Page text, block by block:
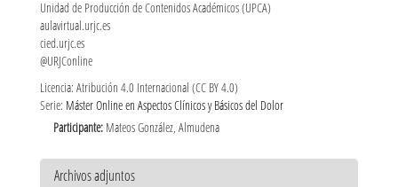
Unidad de Producción de Contenidos Académicos (UPCA)
aulavirtual.urjc.es
cied.urjc.es
@URJConline
Licencia: Atribución 4.0 Internacional (CC BY 4.0)
Serie: Máster Online en Aspectos Clínicos y Básicos del Dolor
Participante: Mateos González, Almudena
Archivos adjuntos